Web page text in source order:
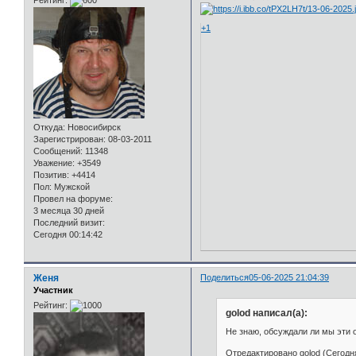
Откуда: Новосибирск
Зарегистрирован: 08-03-2011
Сообщений: 11348
Уважение: +3549
Позитив: +4414
Пол: Мужской
Провел на форуме:
3 месяца 30 дней
Последний визит:
Сегодня 00:14:42
+1
Поделиться05-06-2025 21:04:39
Женя
Участник
Рейтинг:
golod написал(а):
Не знаю, обсуждали ли мы эти
Отредактировано golod